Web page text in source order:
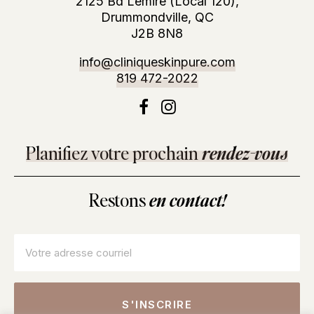
Drummondville, QC
J2B 8N8
info@cliniqueskinpure.com
819 472-2022
Planifiez votre prochainrendez-vous
Restonsen contact!